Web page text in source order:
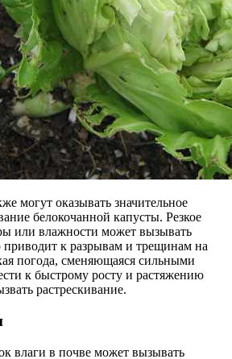
могут оказывать значительное
белокочанной капусты. Резкое
или влажности может вызывать
приводит к разрывам и трещинам на
погода, сменяющаяся сильными
к быстрому росту и растяжению
растрескивание.
влаги в почве может вызывать